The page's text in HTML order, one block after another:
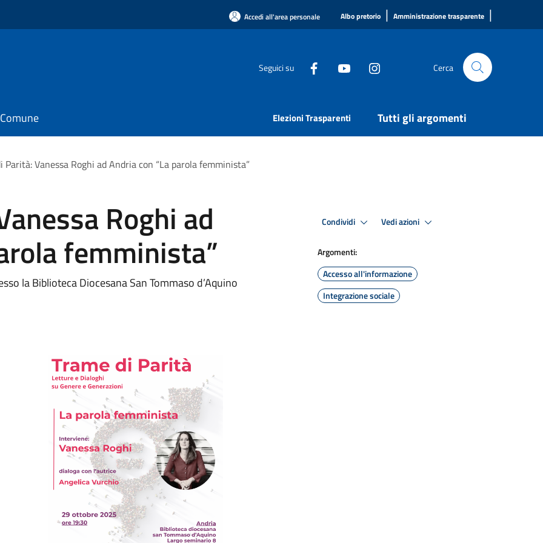
Accedi all'area personale Albo pretorio | Amministrazione trasparente |
Seguici su Cerca
Elezioni Trasparenti Tutti gli argomenti
Parità: Vanessa Roghi ad Andria con “La parola femminista”
Roghi ad
femminista”
la Biblioteca Diocesana San Tommaso d’Aquino
Condividi Vedi azioni
Argomenti:
Accesso all'informazione
Integrazione sociale